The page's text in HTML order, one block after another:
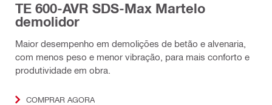
TE 600-AVR SDS-Max Martelo
demolidor
Maior desempenho em demolições de betão e alvenaria,
com menos peso e menor vibração, para mais conforto e
produtividade em obra.
COMPRAR AGORA